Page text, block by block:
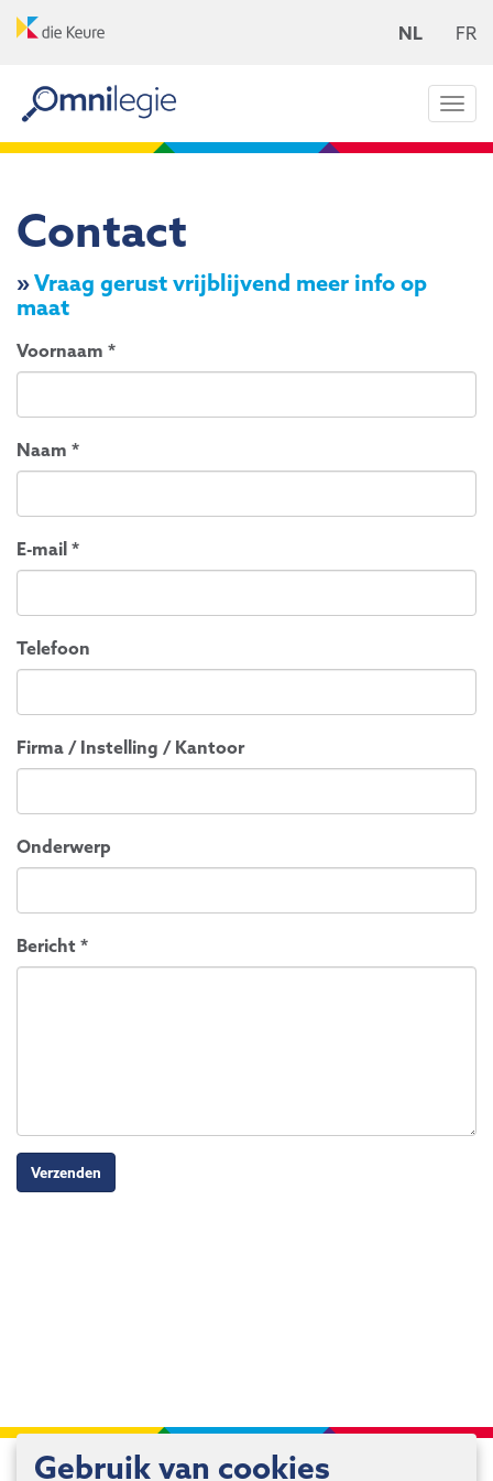
NL FR
Contact
»Vraag gerust vrijblijvend meer info op
maat
Voornaam *
Naam *
E-mail *
Telefoon
Firma / Instelling / Kantoor
Onderwerp
Bericht *
Verzenden
Gebruik van cookies